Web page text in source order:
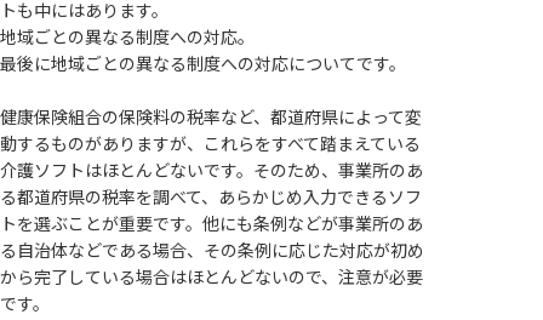
トも中にはあります。
地域ごとの異なる制度への対応。
最後に地域ごとの異なる制度への対応についてです。
健康保険組合の保険料の税率など、都道府県によって変
動するものがありますが、これらをすべて踏まえている
介護ソフトはほとんどないです。そのため、事業所のあ
る都道府県の税率を調べて、あらかじめ入力できるソフ
トを選ぶことが重要です。他にも条例などが事業所のあ
る自治体などである場合、その条例に応じた対応が初め
から完了している場合はほとんどないので、注意が必要
です。